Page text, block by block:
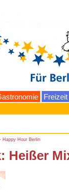
Freizeit
Happy Hour Berlin
Heißer